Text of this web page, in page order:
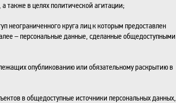
также в целях политической агитации;
неограниченного круга лиц к которым предоставлен
– персональные данные, сделанные общедоступными
опубликованию или обязательному раскрытию в
в общедоступные источники персональных данных,